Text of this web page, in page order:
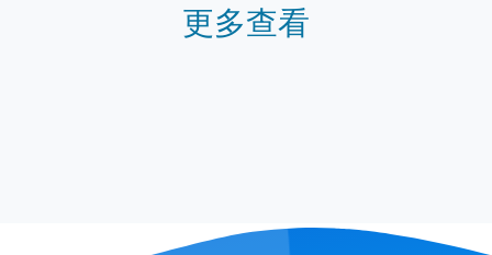
更多查看